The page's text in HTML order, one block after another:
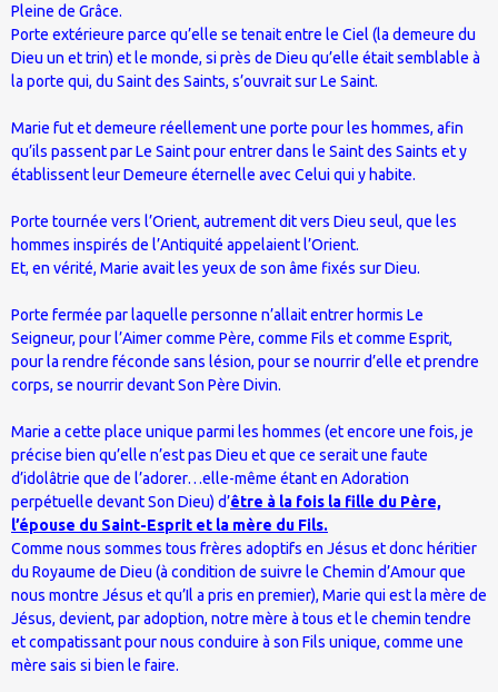
Pleine de Grâce.
Porte extérieure parce qu’elle se tenait entre le Ciel (la demeure du
Dieu un et trin) et le monde, si près de Dieu qu’elle était semblable à
la porte qui, du Saint des Saints, s’ouvrait sur Le Saint.
Marie fut et demeure réellement une porte pour les hommes, afin
qu’ils passent par Le Saint pour entrer dans le Saint des Saints et y
établissent leur Demeure éternelle avec Celui qui y habite.
Porte tournée vers l’Orient, autrement dit vers Dieu seul, que les
hommes inspirés de l’Antiquité appelaient l’Orient.
Et, en vérité, Marie avait les yeux de son âme fixés sur Dieu.
Porte fermée par laquelle personne n’allait entrer hormis Le
Seigneur, pour l’Aimer comme Père, comme Fils et comme Esprit,
pour la rendre féconde sans lésion, pour se nourrir d’elle et prendre
corps, se nourrir devant Son Père Divin.
Marie a cette place unique parmi les hommes (et encore une fois, je
précise bien qu’elle n’est pas Dieu et que ce serait une faute
d’idolâtrie que de l’adorer…elle-même étant en Adoration
perpétuelle devant Son Dieu) d’être à la fois la fille du Père,
l’épouse du Saint-Esprit et la mère du Fils.
Comme nous sommes tous frères adoptifs en Jésus et donc héritier
du Royaume de Dieu (à condition de suivre le Chemin d’Amour que
nous montre Jésus et qu’Il a pris en premier), Marie qui est la mère de
Jésus, devient, par adoption, notre mère à tous et le chemin tendre
et compatissant pour nous conduire à son Fils unique, comme une
mère sais si bien le faire.